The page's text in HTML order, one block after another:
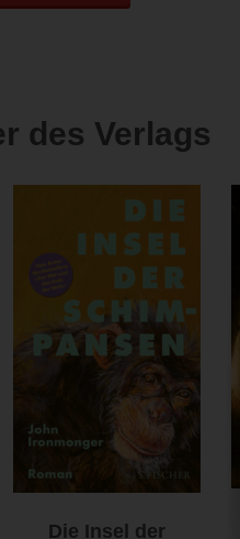
des Verlags
Die Insel der